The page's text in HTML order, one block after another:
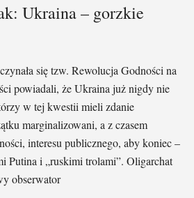
Ukraina – gorzkie
się tzw. Rewolucja Godności na
powiadali, że Ukraina już nigdy nie
w tej kwestii mieli zdanie
marginalizowani, a z czasem
interesu publicznego, aby koniec –
Putina i „ruskimi trolami”. Oligarchat
obserwator